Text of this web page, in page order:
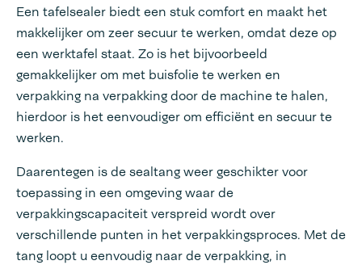
Een tafelsealer biedt een stuk comfort en maakt het
makkelijker om zeer secuur te werken, omdat deze op
een werktafel staat. Zo is het bijvoorbeeld
gemakkelijker om met buisfolie te werken en
verpakking na verpakking door de machine te halen,
hierdoor is het eenvoudiger om efficiënt en secuur te
werken.
Daarentegen is de sealtang weer geschikter voor
toepassing in een omgeving waar de
verpakkingscapaciteit verspreid wordt over
verschillende punten in het verpakkingsproces. Met de
tang loopt u eenvoudig naar de verpakking, in